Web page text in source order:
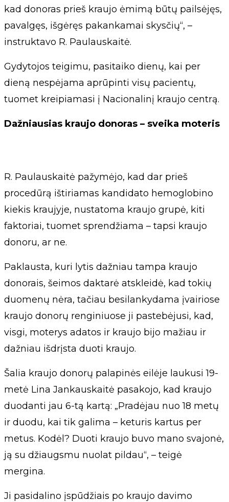
kad donoras prieš kraujo ėmimą būtų pailsėjęs,
pavalgęs, išgėręs pakankamai skysčių“, –
instruktavo R. Paulauskaitė.
Gydytojos teigimu, pasitaiko dienų, kai per
dieną nespėjama aprūpinti visų pacientų,
tuomet kreipiamasi į Nacionalinį kraujo centrą.
Dažniausias kraujo donoras – sveika moteris
R. Paulauskaitė pažymėjo, kad dar prieš
procedūrą ištiriamas kandidato hemoglobino
kiekis kraujyje, nustatoma kraujo grupė, kiti
faktoriai, tuomet sprendžiama – tapsi kraujo
donoru, ar ne.
Paklausta, kuri lytis dažniau tampa kraujo
donorais, šeimos daktarė atskleidė, kad tokių
duomenų nėra, tačiau besilankydama įvairiose
kraujo donorų renginiuose ji pastebėjusi, kad,
visgi, moterys adatos ir kraujo bijo mažiau ir
dažniau išdrįsta duoti kraujo.
Šalia kraujo donorų palapinės eilėje laukusi 19-
metė Lina Jankauskaitė pasakojo, kad kraujo
duodanti jau 6-tą kartą: „Pradėjau nuo 18 metų
ir duodu, kai tik galima – keturis kartus per
metus. Kodėl? Duoti kraujo buvo mano svajonė,
ją su džiaugsmu nuolat pildau“, – teigė
mergina.
Ji pasidalino įspūdžiais po kraujo davimo